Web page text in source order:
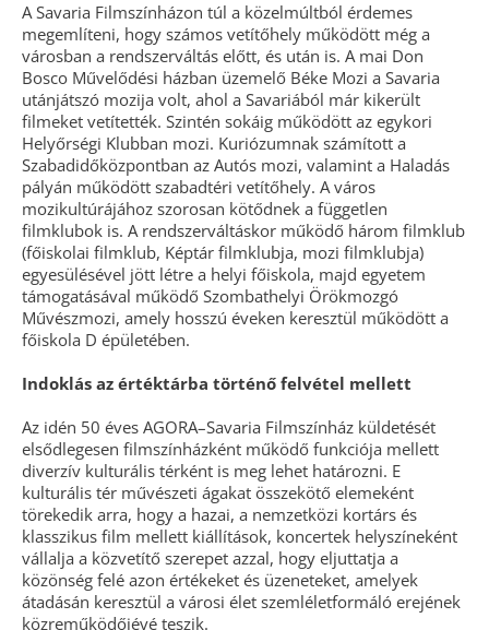
A Savaria Filmszínházon túl a közelmúltból érdemes
megemlíteni, hogy számos vetítőhely működött még a
városban a rendszerváltás előtt, és után is. A mai Don
Bosco Művelődési házban üzemelő Béke Mozi a Savaria
utánjátszó mozija volt, ahol a Savariából már kikerült
filmeket vetítették. Szintén sokáig működött az egykori
Helyőrségi Klubban mozi. Kuriózumnak számított a
Szabadidőközpontban az Autós mozi, valamint a Haladás
pályán működött szabadtéri vetítőhely. A város
mozikultúrájához szorosan kötődnek a független
filmklubok is. A rendszerváltáskor működő három filmklub
(főiskolai filmklub, Képtár filmklubja, mozi filmklubja)
egyesülésével jött létre a helyi főiskola, majd egyetem
támogatásával működő Szombathelyi Örökmozgó
Művészmozi, amely hosszú éveken keresztül működött a
főiskola D épületében.
Indoklás az értéktárba történő felvétel mellett
Az idén 50 éves AGORA–Savaria Filmszínház küldetését
elsődlegesen filmszínházként működő funkciója mellett
diverzív kulturális térként is meg lehet határozni. E
kulturális tér művészeti ágakat összekötő elemeként
törekedik arra, hogy a hazai, a nemzetközi kortárs és
klasszikus film mellett kiállítások, koncertek helyszíneként
vállalja a közvetítő szerepet azzal, hogy eljuttatja a
közönség felé azon értékeket és üzeneteket, amelyek
átadásán keresztül a városi élet szemléletformáló erejének
közreműködőjévé teszik.